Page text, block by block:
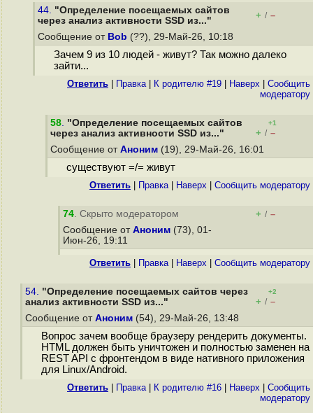
44. "Определение посещаемых сайтов
через анализ активности SSD из..."
+ / –
Сообщение от Bob (??), 29-Май-26, 10:18
Зачем 9 из 10 людей - живут? Так можно далеко
зайти...
Ответить Правка| К родителю #19 Наверх
Cообщить
модератору
58. "Определение посещаемых сайтов
через анализ активности SSD из..."
+1
+ / –
Сообщение от Аноним (19), 29-Май-26, 16:01
существуют =/= живут
Ответить Правка| Наверх Cообщить модератору
74. Скрыто модератором + / –
Сообщение от Аноним (73), 01-
Июн-26, 19:11
Ответить Правка| Наверх Cообщить модератору
54. "Определение посещаемых сайтов через
анализ активности SSD из..."
+2
+ / –
Сообщение от Аноним (54), 29-Май-26, 13:48
Вопрос зачем вообще браузеру рендерить документы.
HTML должен быть уничтожен и полностью заменен на
REST API с фронтендом в виде нативного приложения
для Linux/Android.
Ответить Правка| К родителю #16 Наверх
Cообщить
модератору